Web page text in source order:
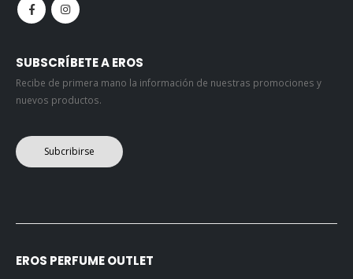
SUBSCRÍBETE A EROS
Recibe de primera mano la información de nuestras promociones y
nuevos productos.
Subcribirse
EROS PERFUME OUTLET